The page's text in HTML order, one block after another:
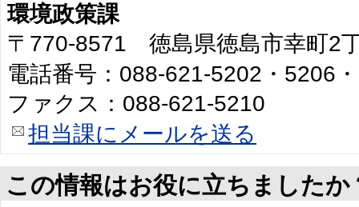
環境政策課
〒770-8571 徳島県徳島市幸町2
電話番号：088-621-5202・5206
ファクス：088-621-5210
担当課にメールを送る
この情報はお役に立ちましたか